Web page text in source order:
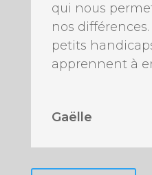
qui nous
nos
petits
apprennent à
Gaëlle